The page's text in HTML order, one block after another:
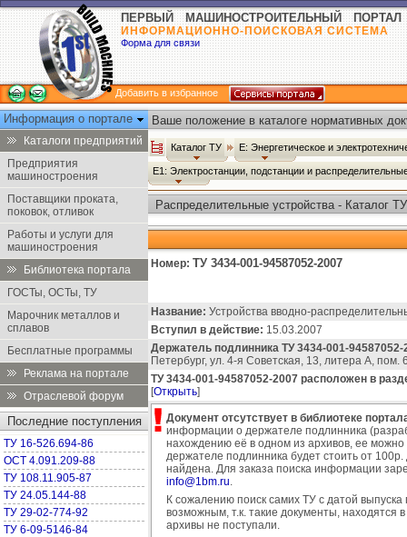
ПЕРВЫЙ МАШИНОСТРОИТЕЛЬНЫЙ ПОРТАЛ
ИНФОРМАЦИОННО-ПОИСКОВАЯ СИСТЕМА
Форма для связи
Добавить в избранное
Информация о портале
Каталоги предприятий
Предприятия
машиностроения
Поставщики проката,
поковок, отливок
Работы и услуги для
машиностроения
Библиотека портала
ГОСТы, ОСТы, ТУ
Марочник металлов и
сплавов
Бесплатные программы
Реклама на портале
Отраслевой форум
Последние поступления
ТУ 16-526.694-86
ОСТ 4.091.209-88
ТУ 108.11.905-87
ТУ 24.05.144-88
ТУ 29-02-774-92
ТУ 6-09-5146-84
Ваше положение в каталоге нормативных
Каталог ТУ Е: Энергетическое и
Е1: Электростанции, подстанции и
Распределительные устройства - Каталог ТУ
Номер: ТУ 3434-001-94587052-2007
Название: Устройства вводно-
Вступил в действие: 15.03.2007
Держатель подлинника ТУ 3434-001-94587052-
Петербург, ул. 4-я Советская, 13, литера А, пом.
ТУ 3434-001-94587052-2007 расположен в
[Открыть]
Документ отсутствует в библиотеке
информации о держателе подлинника
нахождению её в одном из архивов, ее
держателе подлинника будет стоить от
найдена. Для заказа поиска информации
info@1bm.ru.
К сожалению поиск самих ТУ с датой
возможным, т.к. такие документы, находятся
архивы не поступали.